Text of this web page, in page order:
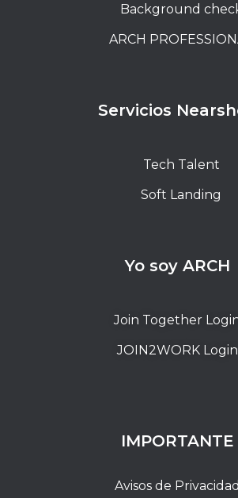
Background
ARCH
Servicios
Tech Talent
Soft Landing
Yo soy ARCH
Join Together
JOIN2WORK Login
IMPORTANTE
Avisos de Privacidad